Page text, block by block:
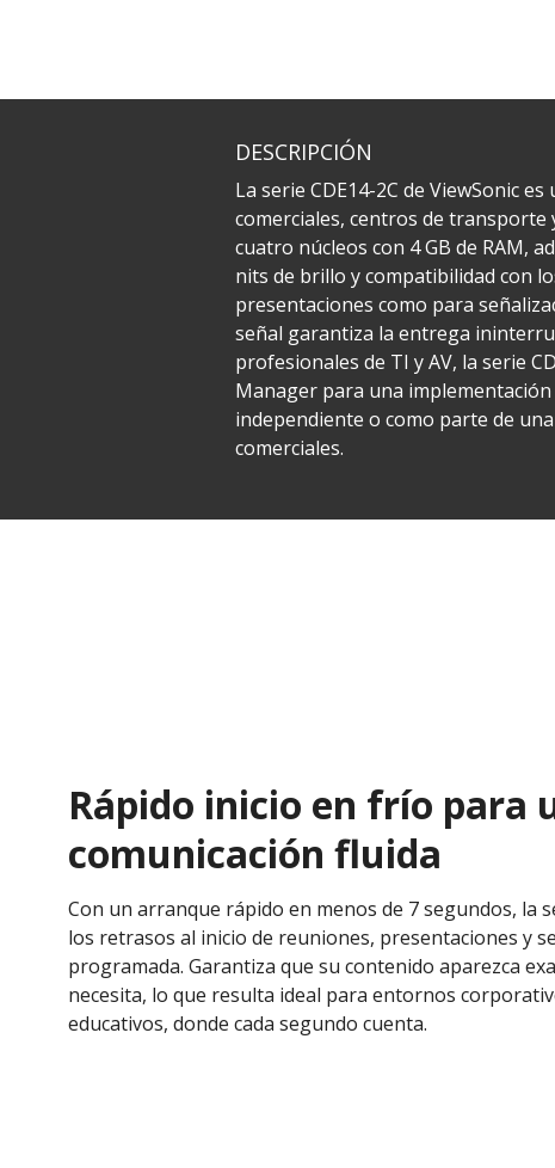
DESCRIPCIÓN
La serie CDE14-2C de ViewSonic
comerciales, centros de transporte
cuatro núcleos con 4 GB de RAM,
nits de brillo y compatibilidad con
presentaciones como para
señal garantiza la entrega
profesionales de TI y AV, la serie
Manager para una
independiente o como parte de
comerciales.
Rápido inicio en frío para
comunicación fluida
Con un arranque rápido en menos de 7 segundos, la
los retrasos al inicio de reuniones, presentaciones y
programada. Garantiza que su contenido aparezca
necesita, lo que resulta ideal para entornos
educativos, donde cada segundo cuenta.